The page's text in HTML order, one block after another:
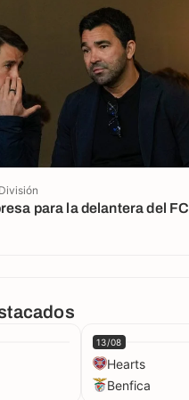
para la delantera del FC
13/08
Hearts
Benfica